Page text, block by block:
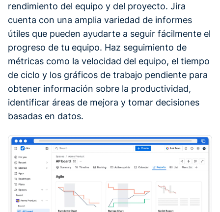
rendimiento del equipo y del proyecto. Jira
cuenta con una amplia variedad de informes
útiles que pueden ayudarte a seguir fácilmente el
progreso de tu equipo. Haz seguimiento de
métricas como la velocidad del equipo, el tiempo
de ciclo y los gráficos de trabajo pendiente para
obtener información sobre la productividad,
identificar áreas de mejora y tomar decisiones
basadas en datos.